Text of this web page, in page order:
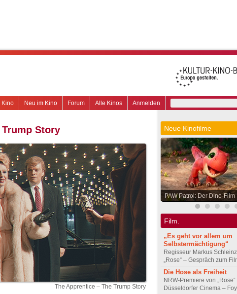
Anmelden
Alle Kinos
Forum
Neu im Kino
Kino
Story
The Apprentice – The Trump Story
Neue Kinofilme
PAW Patrol: Der Dino-Film
Film.
„Es geht vor allem um
Selbstermächtigung“
Regisseur Markus
„Rose“ – Gespräch zum
Die Hose als Freiheit
NRW-Premiere von „Rose“
Düsseldorfer Cinema –